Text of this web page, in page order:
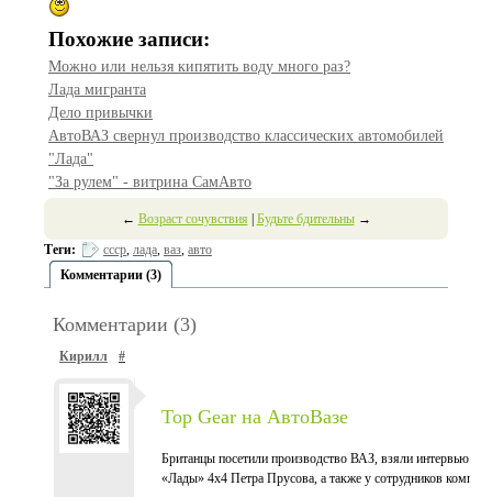
Похожие записи:
Можно или нельзя кипятить воду много раз?
Лада мигранта
Дело привычки
АвтоВАЗ свернул производство классических автомобилей
"Лада"
"За рулем" - витрина СамАвто
← Возраст сочувствия Будьте бдительны→
Теги:
ссср, лада, ваз, авто
Комментарии (3)
Комментарии (3)
Кирилл #
Top Gear на АвтоВазе
Британцы посетили производство ВАЗ, взяли интервью у
«Лады» 4x4 Петра Прусова, а также у сотрудников